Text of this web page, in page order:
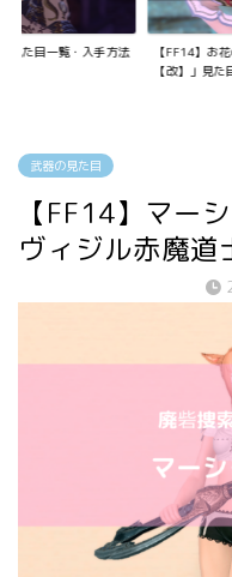
見た目一覧・入手方法
【FF14】お
【改】」見た
武器の見た目
【FF14】マー
ヴィジル赤魔道